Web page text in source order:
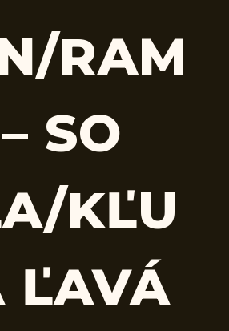
RAM
SO
KĽU
ĽAVÁ